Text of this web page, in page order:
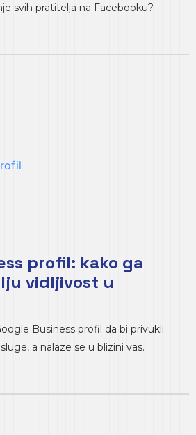
svih pratitelja na Facebooku?
profil: kako ga
vidljivost u
Business profil da bi privukli
a nalaze se u blizini vas.